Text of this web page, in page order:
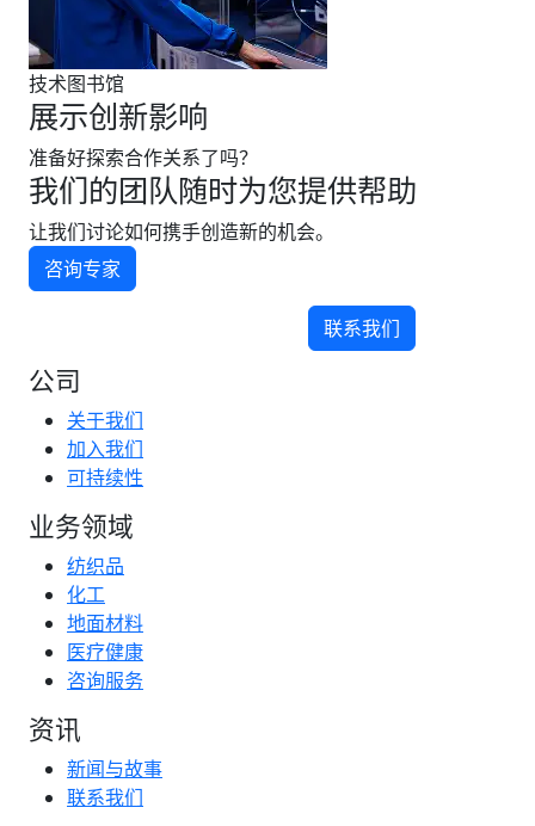
技术图书馆
展示创新影响
准备好探索合作关系了吗？
我们的团队随时为您提供帮助
让我们讨论如何携手创造新的机会。
咨询专家
联系我们
公司
关于我们
加入我们
可持续性
业务领域
纺织品
化工
地面材料
医疗健康
咨询服务
资讯
新闻与故事
联系我们